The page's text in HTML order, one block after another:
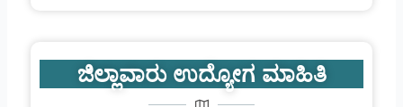
ಜಿಲ್ಲಾವಾರು ಉದ್ಯೋಗ ಮಾಹಿತಿ